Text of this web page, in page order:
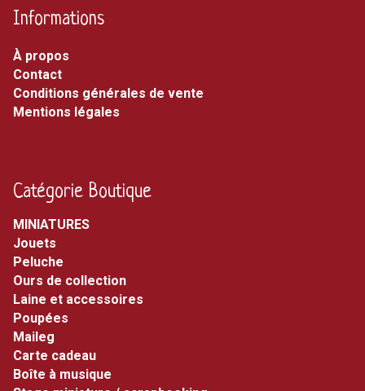
Informations
À propos
Contact
Conditions générales de vente
Mentions légales
Catégorie Boutique
MINIATURES
jouets
peluche
ours de collection
laine et accessoires
poupées
maileg
carte cadeau
boîte à musique